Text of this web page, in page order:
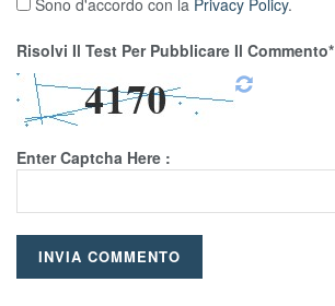
Sono d'accordo con la Privacy Policy.
Risolvi Il Test Per Pubblicare Il Commento*
Enter Captcha Here :